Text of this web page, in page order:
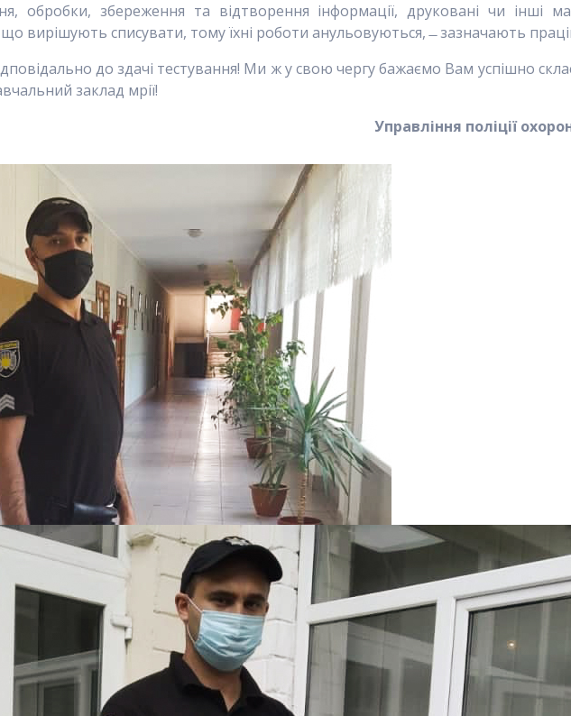
обробки, збереження та відтворення інформації, друковані чи інші
що вирішують списувати, тому їхні роботи анульовуються, ̶ зазначають
до здачі тестування! Ми ж у свою чергу бажаємо Вам успішно
заклад мрії!
Управління поліції